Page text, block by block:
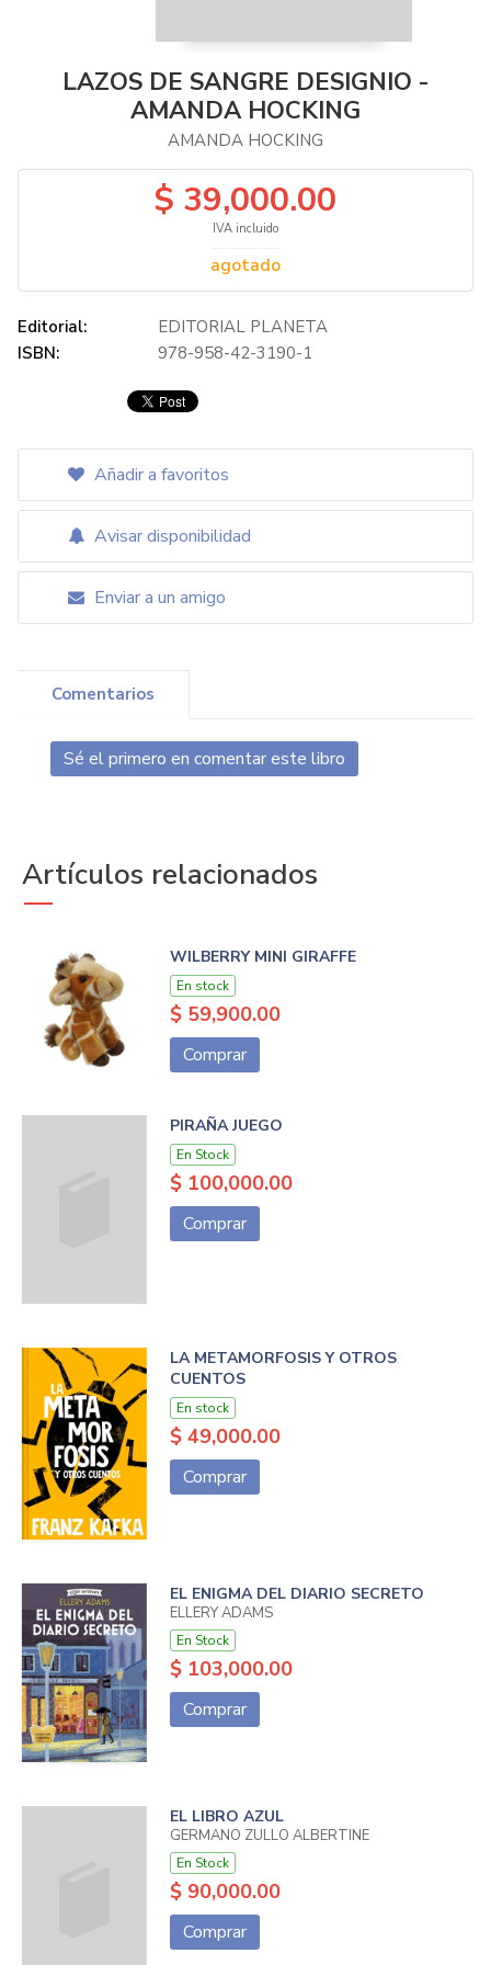
LAZOS DE SANGRE DESIGNIO -
AMANDA HOCKING
AMANDA HOCKING
$ 39,000.00
IVA incluido
agotado
Editorial:
EDITORIAL PLANETA
ISBN:
978-958-42-3190-1
Añadir a favoritos
Avisar disponibilidad
Enviar a un amigo
Comentarios
Sé el primero en comentar este libro
Artículos relacionados
WILBERRY MINI GIRAFFE
En stock
$ 59,900.00
Comprar
PIRAÑA JUEGO
En Stock
$ 100,000.00
Comprar
LA METAMORFOSIS Y OTROS
CUENTOS
En stock
$ 49,000.00
Comprar
EL ENIGMA DEL DIARIO SECRETO
ELLERY ADAMS
En Stock
$ 103,000.00
Comprar
EL LIBRO AZUL
GERMANO ZULLO ALBERTINE
En Stock
$ 90,000.00
Comprar